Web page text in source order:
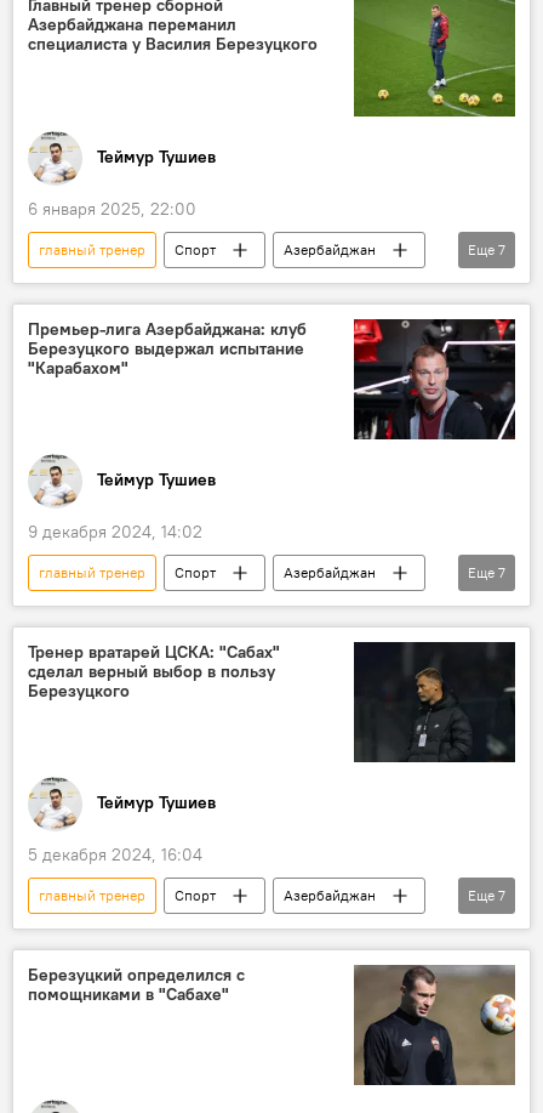
УЕФА
ФИФА
Главный тренер сборной
Азербайджана переманил
специалиста у Василия Березуцкого
Теймур Тушиев
6 января 2025, 22:00
главный тренер Спорт
Азербайджан
Футбол
Сборная Азербайджана по футболу
российский тренер Василий Березуцкий
Ассоциация футбольных федераций Азербайджана (AFFA)
Еще 7
Премьер-лига Азербайджана: клуб
Березуцкого выдержал испытание
"Карабахом"
Теймур Тушиев
9 декабря 2024, 14:02
главный тренер Спорт
Азербайджан
Футбол
премьер-лига
ФК "Сабах"
ФК "Сабаил"
Ничья
Еще 7
Тренер вратарей ЦСКА: "Сабах"
сделал верный выбор в пользу
Березуцкого
Теймур Тушиев
5 декабря 2024, 16:04
главный тренер Спорт
Азербайджан
Футбол
наставник
ФК "Сабах"
премьер-лига
Центральный спортивный клуб армии (ЦСКА)
Еще 7
Березуцкий определился с
помощниками в "Сабахе"